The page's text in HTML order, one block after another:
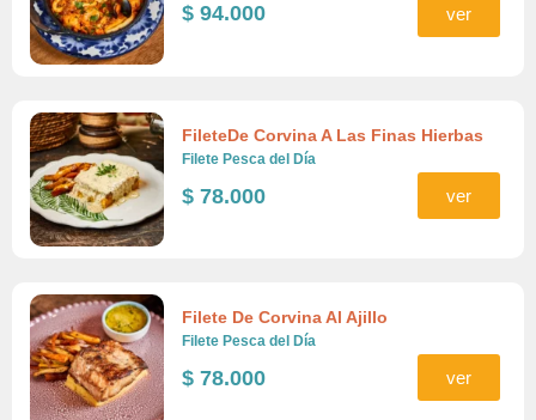
$ 94.000 ver
FileteDe Corvina A Las Finas Hierbas
Filete Pesca del Día
$ 78.000 ver
Filete De Corvina Al Ajillo
Filete Pesca del Día
$ 78.000 ver